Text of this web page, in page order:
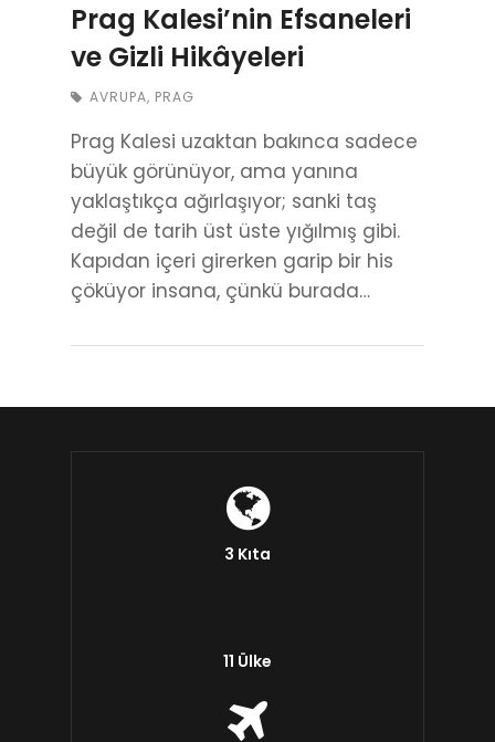
Prag Kalesi’nin Efsaneleri
ve Gizli Hikâyeleri
AVRUPA, PRAG
Prag Kalesi uzaktan bakınca sadece
büyük görünüyor, ama yanına
yaklaştıkça ağırlaşıyor; sanki taş
değil de tarih üst üste yığılmış gibi.
Kapıdan içeri girerken garip bir his
çöküyor insana, çünkü burada…
3 Kıta
11 Ülke